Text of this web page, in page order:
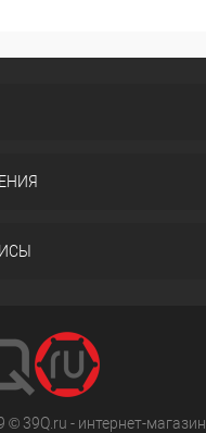
39Q.ru - интернет-магазин